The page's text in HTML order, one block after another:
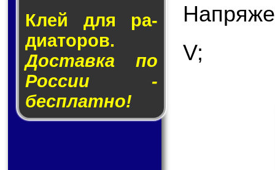
Клей для ра­
ди­а­то­ров.
Доставка по
России -
бесплатно!
V;